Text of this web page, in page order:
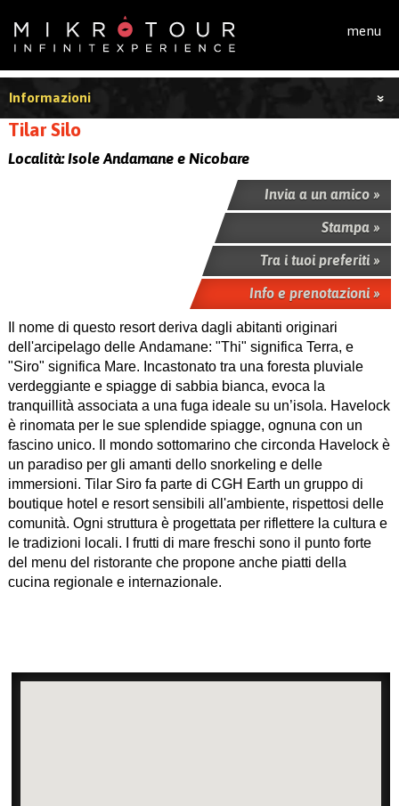
menu
Informazioni
Tilar Silo
Località:Isole Andamane e Nicobare
Invia a un amico »
Stampa »
Tra i tuoi preferiti »
Info e prenotazioni »
Il nome di questo resort deriva dagli abitanti originari
dell'arcipelago delle Andamane: "Thi" significa Terra, e
"Siro" significa Mare. Incastonato tra una foresta pluviale
verdeggiante e spiagge di sabbia bianca, evoca la
tranquillità associata a una fuga ideale su un’isola. Havelock
è rinomata per le sue splendide spiagge, ognuna con un
fascino unico. Il mondo sottomarino che circonda Havelock è
un paradiso per gli amanti dello snorkeling e delle
immersioni. Tilar Siro fa parte di CGH Earth un gruppo di
boutique hotel e resort sensibili all'ambiente, rispettosi delle
comunità. Ogni struttura è progettata per riflettere la cultura e
le tradizioni locali. I frutti di mare freschi sono il punto forte
del menu del ristorante che propone anche piatti della
cucina regionale e internazionale.